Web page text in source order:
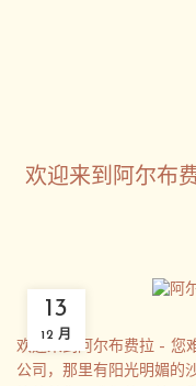
欢迎来到阿尔布
13
12 月
欢迎来到阿尔布费拉 – 您
公司，那里有阳光明媚的